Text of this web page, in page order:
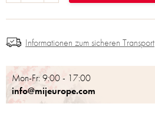
Mon-Fr: 9:00 - 17:00
info@mijeurope.com
Informationen zum sicheren Transport